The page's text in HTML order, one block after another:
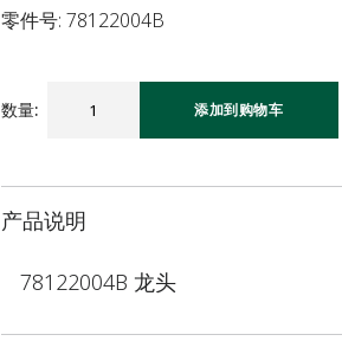
零件号: 78122004B
数量: 添加到购物车
产品说明
78122004B 龙头